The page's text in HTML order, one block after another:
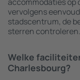
vervolgens
stadscentrum, de
sterren controleren.
Welke
Charlesbourg?